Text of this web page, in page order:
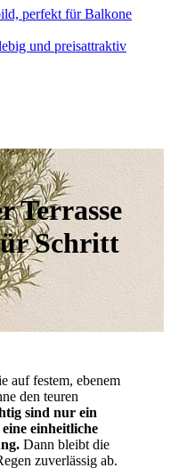
perfekt für Balkone
und preisattraktiv
Terrasse
Schritt
auf festem, ebenem
den teuren
sind nur ein
einheitliche
Dann bleibt die
zuverlässig ab.